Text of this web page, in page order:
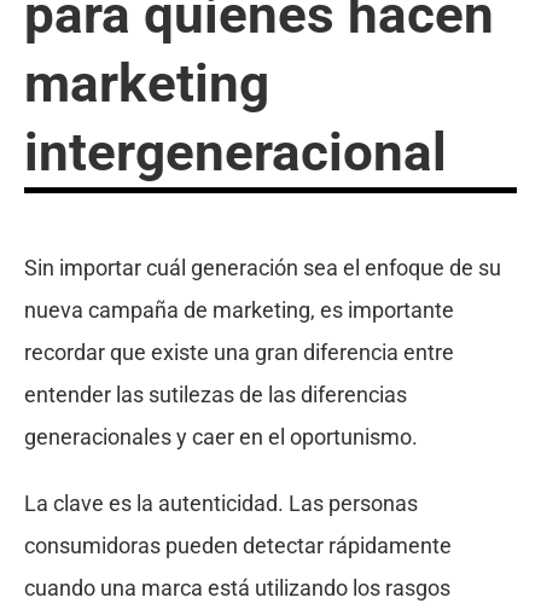
para quienes hacen
marketing
intergeneracional
Sin importar cuál generación sea el enfoque de su
nueva campaña de marketing, es importante
recordar que existe una gran diferencia entre
entender las sutilezas de las diferencias
generacionales y caer en el oportunismo.
La clave es la autenticidad. Las personas
consumidoras pueden detectar rápidamente
cuando una marca está utilizando los rasgos